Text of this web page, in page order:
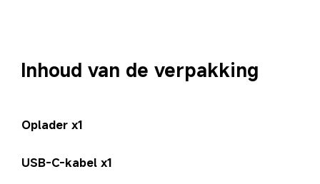
Inhoud van de verpakking
Oplader x1
USB-C-kabel x1